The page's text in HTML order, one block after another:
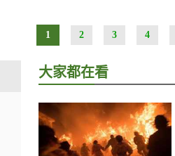
1 2 3 4
大家都在看